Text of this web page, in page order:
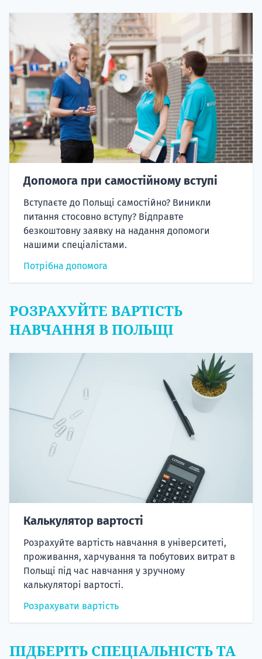
Допомога при самостійному вступі
Вступаєте до Польщі самостійно? Виникли
питання стосовно вступу? Відправте
безкоштовну заявку на надання допомоги
нашими спеціалістами.
Потрібна допомога
РОЗРАХУЙТЕ ВАРТІСТЬ
НАВЧАННЯ В ПОЛЬЩІ
Калькулятор вартості
Розрахуйте вартість навчання в університеті,
проживання, харчування та побутових витрат в
Польщі під час навчання у зручному
калькуляторі вартості.
Розрахувати вартість
ПІДБЕРІТЬ СПЕЦІАЛЬНІСТЬ ТА